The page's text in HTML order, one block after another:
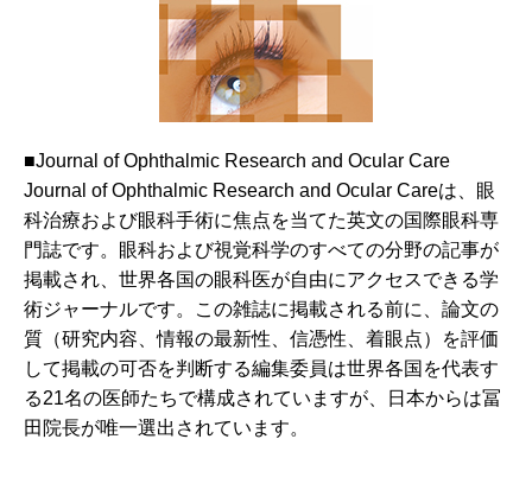
■Journal of Ophthalmic Research and Ocular Care
Journal of Ophthalmic Research and Ocular Careは、眼
科治療および眼科手術に焦点を当てた英文の国際眼科専
門誌です。眼科および視覚科学のすべての分野の記事が
掲載され、世界各国の眼科医が自由にアクセスできる学
術ジャーナルです。この雑誌に掲載される前に、論文の
質（研究内容、情報の最新性、信憑性、着眼点）を評価
して掲載の可否を判断する編集委員は世界各国を代表す
る21名の医師たちで構成されていますが、日本からは冨
田院長が唯一選出されています。